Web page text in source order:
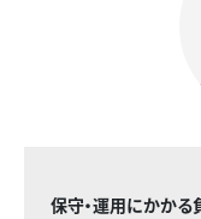
保守・運用にかかる